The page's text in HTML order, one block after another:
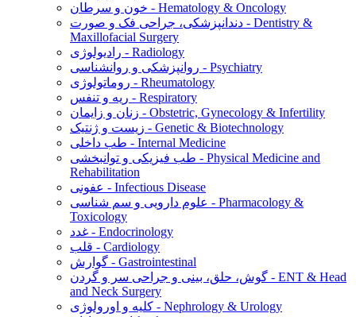
خون و سرطان - Hematology & Oncology
دندانپزشکی، جراحی فک و صورت - Dentistry &
Maxillofacial Surgery
رادیولوژی - Radiology
روانپزشکی و روانشناسی - Psychiatry
روماتولوژی - Rheumatology
ریه و تنفس - Respiratory
زنان و زایمان - Obstetric, Gynecology & Infertility
زیست و ژنتیک - Genetic & Biotechnology
طب داخلی - Internal Medicine
طب فیزیکی و توانبخشی - Physical Medicine and
Rehabilitation
عفونی - Infectious Disease
علوم دارویی و سم شناسی - Pharmacology &
Toxicology
غدد - Endocrinology
قلب - Cardiology
گوارش - Gastrointestinal
گوش، حلق، بینی و جراحی سر و گردن - ENT & Head
and Neck Surgery
کلیه و اورولوژی - Nephrology & Urology